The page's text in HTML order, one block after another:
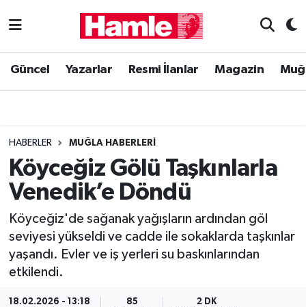
Güncel Yazarlar Resmi İlanlar Magazin
HABERLER MUĞLA HABERLERI
Köyceğiz Gölü Taşkınlarla
Venedik’e Döndü
Köyceğiz'de sağanak yağışların ardından göl
seviyesi yükseldi ve cadde ile sokaklarda taşkınlar
yaşandı. Evler ve iş yerleri su baskınlarından
etkilendi.
18.02.2026 - 13:18 85 2 DK
Güncel
Magazin
Muğla Haber
Siyaset
Muğla Nöbetçi Eczaneler
Muğla Trafik Yoğunluk Haritası
Süper Lig Puan Durumu ve Fikstür
Tüm Manşetler
Son Dakika Haberleri
Haber Arşivi